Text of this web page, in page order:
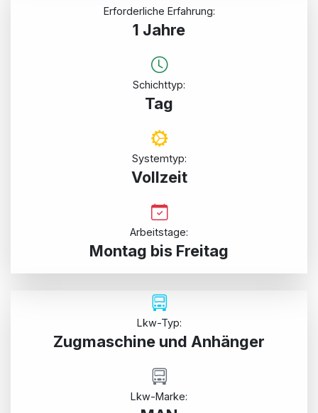
Erforderliche Erfahrung:
1 Jahre
Schichttyp:
Tag
Systemtyp:
Vollzeit
Arbeitstage:
Montag bis Freitag
Lkw-Typ:
Zugmaschine und Anhänger
Lkw-Marke: